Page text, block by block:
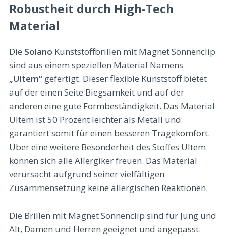
Robustheit durch High-Tech
Material
Die Solano Kunststoffbrillen mit Magnet Sonnenclip
sind aus einem speziellen Material Namens
„Ultem“ gefertigt. Dieser flexible Kunststoff bietet
auf der einen Seite Biegsamkeit und auf der
anderen eine gute Formbeständigkeit. Das Material
Ultem ist 50 Prozent leichter als Metall und
garantiert somit für einen besseren Tragekomfort.
Über eine weitere Besonderheit des Stoffes Ultem
können sich alle Allergiker freuen. Das Material
verursacht aufgrund seiner vielfältigen
Zusammensetzung keine allergischen Reaktionen.
Die Brillen mit Magnet Sonnenclip sind für Jung und
Alt, Damen und Herren geeignet und angepasst.